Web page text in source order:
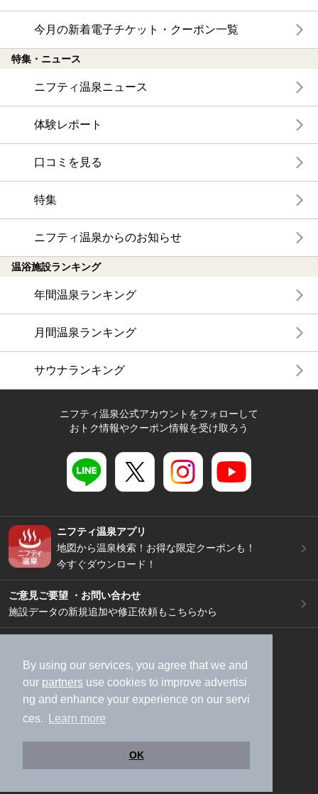
By using our services, you agree that we and
our partners use cookies to improve advertisi
ng and enhance your experience on our servi
ces.
Learn more
OK
今月の新着電子チケット・クーポン一覧
特集・ニュース
ニフティ温泉ニュース
体験レポート
口コミを見る
特集
ニフティ温泉からのお知らせ
温浴施設ランキング
年間温泉ランキング
月間温泉ランキング
サウナランキング
ニフティ温泉公式アカウントをフォローして
おトク情報やクーポン情報を受け取ろう
ニフティ温泉アプリ
地図から温泉検索！お得な限定クーポンも！
今すぐダウンロード！
ご意見ご要望 ・お問い合わせ
施設データの新規追加や修正依頼もこちらから
加盟店募集（資料請求）
広告出稿のご案内
利用規約
ライフスタイルMEMBERS+規約
特定商取引法に基づく表記
ヘルプ
採用情報
運営会社